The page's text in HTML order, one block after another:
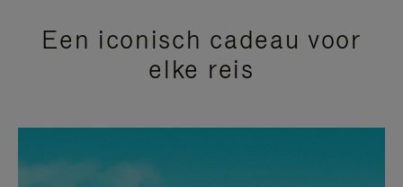
Een iconisch cadeau voor
elke reis